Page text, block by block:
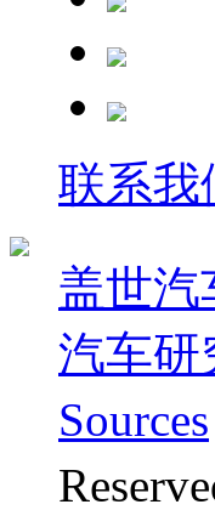
联系我
盖世汽
汽车研
Sources